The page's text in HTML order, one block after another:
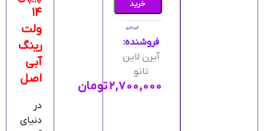
خرید
۲,۷۰۰,۰۰۰تومان
فروشنده:
آیرن لاین
تاتو
۱۴
ولت
رینگ
آبی
اصل
در
دنیای